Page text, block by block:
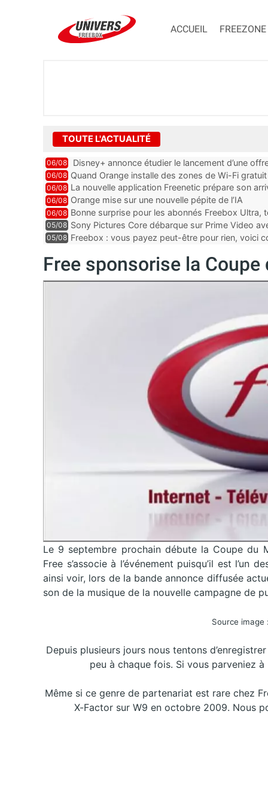
ACCUEIL FREEZONE
TOUTE L'ACTUALITÉ
06/08 Disney+ annonce étudier le lancement d’une
06/08 Quand Orange installe des zones de Wi-Fi
06/08 La nouvelle application Freenetic prépare son
abonnés Freebox, testez la
06/08 Orange mise sur une nouvelle pépite de l’IA
06/08 Bonne surprise pour les abonnés Freebox Ultra,
inclus
05/08 Sony Pictures Core débarque sur Prime Video
05/08 Freebox : vous payez peut-être pour rien, voici
Free sponsorise la
Le 9 septembre prochain débute la Coupe du
Free s’associe à l’événement puisqu’il est
ainsi voir, lors de la bande annonce diffusée
son de la musique de la nouvelle campagne de
Source image
Depuis plusieurs jours nous tentons
peu à chaque fois. Si vous parveniez à
Même si ce genre de partenariat est rare chez
X-Factor sur W9 en octobre 2009. Nous